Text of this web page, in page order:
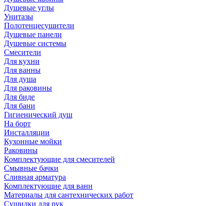
Душевые углы
Унитазы
Полотенцесушители
Душевые панели
Душевые системы
Смесители
Для кухни
Для ванны
Для душа
Для раковины
Для биде
Для бани
Гигиенический душ
На борт
Инсталляции
Кухонные мойки
Раковины
Комплектующие для смесителей
Смывные бачки
Сливная арматура
Комплектующие для ванн
Материалы для сантехнических работ
Сушилки для рук